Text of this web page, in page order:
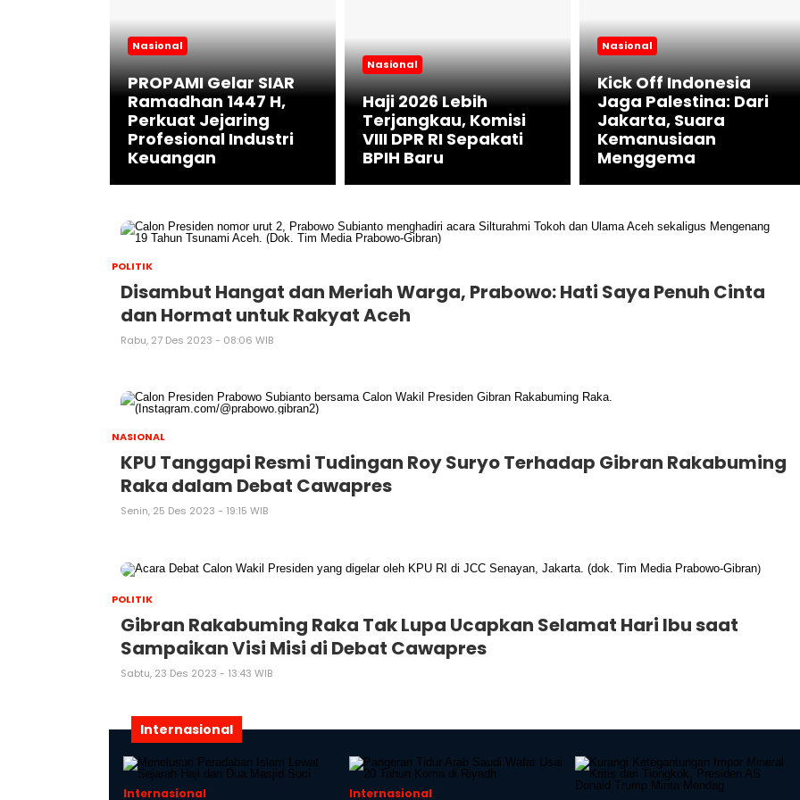
Nasional
PROPAMI Gelar SIAR
Ramadhan 1447 H,
Perkuat Jejaring
Profesional Industri
Keuangan
Nasional
Haji 2026 Lebih
Terjangkau, Komisi
VIII DPR RI Sepakati
BPIH Baru
Nasional
Kick Off Indonesia
Jaga Palestina: Dari
Jakarta, Suara
Kemanusiaan
Menggema
POLITIK
Disambut Hangat dan Meriah Warga, Prabowo: Hati Saya Penuh Cinta
dan Hormat untuk Rakyat Aceh
Rabu, 27 Des 2023 - 08:06 WIB
NASIONAL
KPU Tanggapi Resmi Tudingan Roy Suryo Terhadap Gibran Rakabuming
Raka dalam Debat Cawapres
Senin, 25 Des 2023 - 19:15 WIB
POLITIK
Gibran Rakabuming Raka Tak Lupa Ucapkan Selamat Hari Ibu saat
Sampaikan Visi Misi di Debat Cawapres
Sabtu, 23 Des 2023 - 13:43 WIB
Internasional
Internasional Internasional